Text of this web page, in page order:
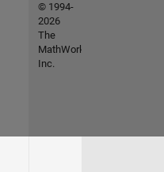
© 1994-
2026
The
MathWorks,
Inc.